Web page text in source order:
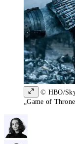
© HBO/
„Game of